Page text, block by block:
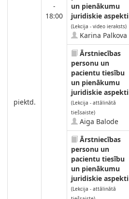
piektd.
-
18:00
un pienākumu
juridiskie aspekti
(Lekcija - video ieraksts)
Karina Palkova
Ārstniecības
personu un
pacientu tiesību
un pienākumu
juridiskie aspekti
(Lekcija - attālinātā
tiešsaiste)
Aiga Balode
Ārstniecības
personu un
pacientu tiesību
un pienākumu
juridiskie aspekti
(Lekcija - attālinātā